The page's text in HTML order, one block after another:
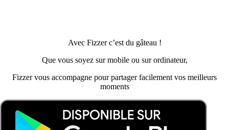
Avec Fizzer c’est du gâteau !
Que vous soyez sur mobile ou sur ordinateur,
Fizzer vous accompagne pour partager facilement vos meilleurs
moments